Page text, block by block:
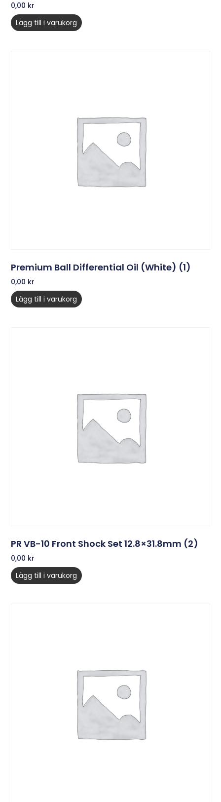
0,00 kr
Lägg till i varukorg
Premium Ball Differential Oil (White) (1)
0,00 kr
Lägg till i varukorg
PR VB-10 Front Shock Set 12.8×31.8mm (2)
0,00 kr
Lägg till i varukorg